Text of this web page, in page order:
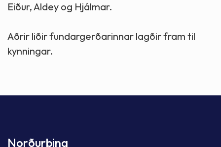
Eiður, Aldey og Hjálmar.
Aðrir liðir fundargerðarinnar lagðir fram til
kynningar.
Norðurþing